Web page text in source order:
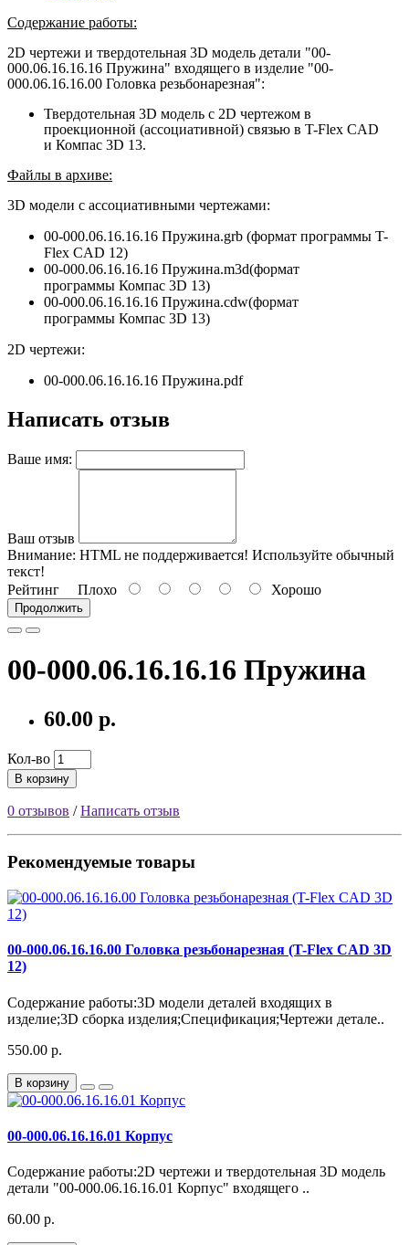
Содержание работы:
2D чертежи и твердотельная 3D модель детали "00-
000.06.16.16.16 Пружина" входящего в изделие "00-
000.06.16.16.00 Головка резьбонарезная":
Твердотельная 3D модель с 2D чертежом в
проекционной (ассоциативной) связью в T-Flex CAD
и Компас 3D 13.
Файлы в архиве:
3D модели с ассоциативными чертежами:
00-000.06.16.16.16 Пружина.grb (формат программы T-
Flex CAD 12)
00-000.06.16.16.16 Пружина.m3d(формат
программы Компас 3D 13)
00-000.06.16.16.16 Пружина.cdw(формат
программы Компас 3D 13)
2D чертежи:
00-000.06.16.16.16 Пружина.pdf
Написать отзыв
Ваше имя:
Ваш отзыв
Внимание: HTML не поддерживается! Используйте обычный
текст!
Рейтинг Плохо Хорошо
Продолжить
00-000.06.16.16.16 Пружина
60.00 р.
Кол-во
В корзину
0 отзывов /Написать отзыв
Рекомендуемые товары
00-000.06.16.16.00 Головка резьбонарезная (T-Flex CAD 3D
12)
Содержание работы:3D модели деталей входящих в
изделие;3D сборка изделия;Спецификация;Чертежи детале..
550.00 р.
В корзину
00-000.06.16.16.01 Корпус
Содержание работы:2D чертежи и твердотельная 3D модель
детали "00-000.06.16.16.01 Корпус" входящего ..
60.00 р.